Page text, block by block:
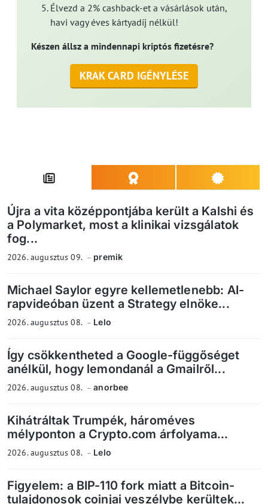
Élvezd a 2% cashback-et a vásárlások után,
havi vagy éves kártyadíj nélkül!
Készen állsz a mindennapi kriptós fizetésre?
KRAK CARD IGÉNYLÉSE
Újra a vita középpontjába került a Kalshi és
a Polymarket, most a klinikai vizsgálatok
fog...
2026. augusztus 09. premik
Michael Saylor egyre kellemetlenebb: AI-
rapvideóban üzent a Strategy elnöke...
2026. augusztus 08. Lelo
Így csökkentheted a Google-függőséget
anélkül, hogy lemondanál a Gmailről...
2026. augusztus 08. anorbee
Kihátráltak Trumpék, hároméves
mélyponton a Crypto.com árfolyama...
2026. augusztus 08. Lelo
Figyelem: a BIP-110 fork miatt a Bitcoin-
tulajdonosok coinjai veszélybe kerültek...